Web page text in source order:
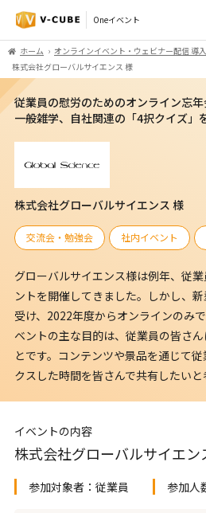
Oneイベント
ホーム
オンラインイベント・ウェビナー配信 導
株式会社グローバルサイエンス 様
従業員の慰労のためのオンライン忘
一般雑学、自社関連の「4択クイズ」
株式会社グローバルサイエンス 様
交流会・勉強会 社内イベント
グローバルサイエンス様は例年、従
ントを開催してきました。しかし、
受け、2022年度からオンラインのみ
ベントの主な目的は、従業員の皆さ
とです。コンテンツや景品を通じて
クスした時間を皆さんで共有したいと
イベントの内容
株式会社グローバルサイエ
参加対象者： 従業員 参加人